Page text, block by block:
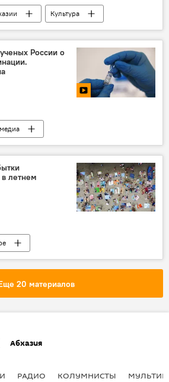
Культура
России о
в летнем
20 материалов
Абхазия
РАДИО КОЛУМНИСТЫ